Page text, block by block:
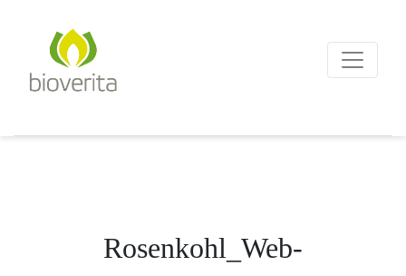
Von der Züchtung bis zum
Rosenkohl_Web-